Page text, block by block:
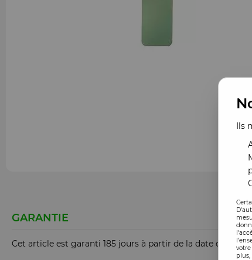
GARANTIE
Cet article est garanti 185 jours à partir de la date de
Ils